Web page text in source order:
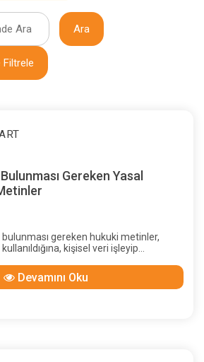
Ara
Filtrele
Gereken Yasal
gereken hukuki metinler,
kişisel veri işleyip
üyelik sistemi olup olmadığına,
kurup kurmadığına, ticari
Devamını Oku